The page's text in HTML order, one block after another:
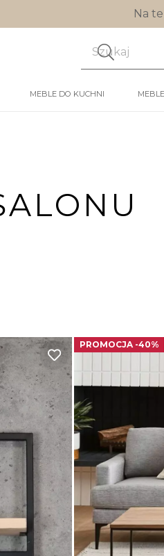
Na
MEBLE DO KUCHNI
PROMOCJA -40%